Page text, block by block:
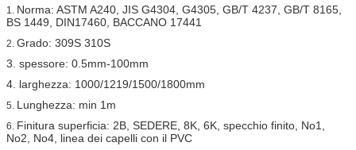
1. Norma: ASTM A240, JIS G4304, G4305, GB/T 4237, GB/T 8165,
BS 1449, DIN17460, BACCANO 17441
2. Grado: 309S 310S
3. spessore: 0.5mm-100mm
4. larghezza: 1000/1219/1500/1800mm
5. Lunghezza: min 1m
6. Finitura superficia: 2B, SEDERE, 8K, 6K, specchio finito, No1,
No2, No4, linea dei capelli con il PVC